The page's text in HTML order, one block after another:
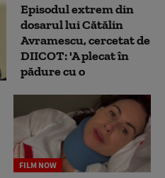
Episodul extrem din
dosarul lui Cătălin
Avramescu, cercetat de
DIICOT: 'A plecat în
pădure cu o
FILM NOW